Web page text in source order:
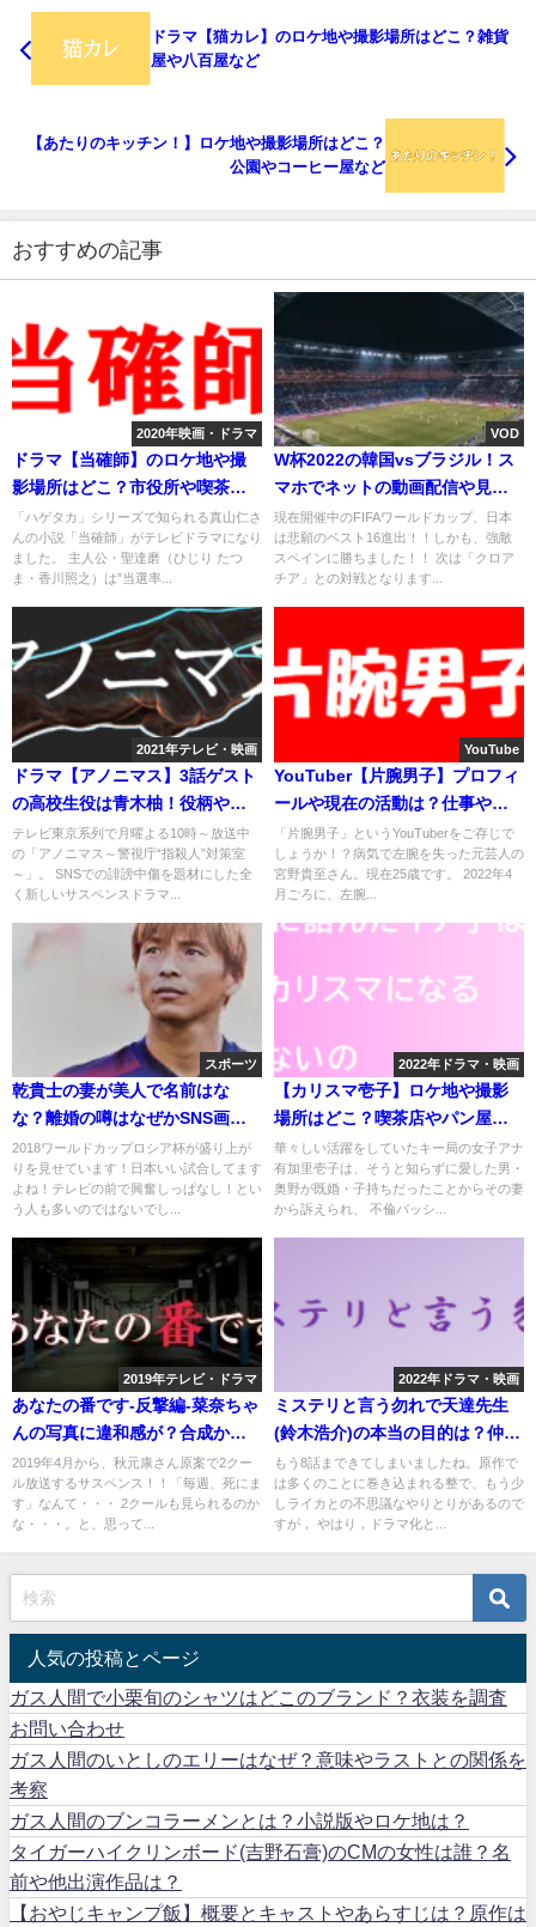
ドラマ【猫カレ】のロケ地や撮影場所はどこ？雑貨
屋や八百屋など
【あたりのキッチン！】ロケ地や撮影場所はどこ？
公園やコーヒー屋など
おすすめの記事
2020年映画・ドラマ
ドラマ【当確師】のロケ地や撮
影場所はどこ？市役所や喫茶店
など
「ハゲタカ」シリーズで知られる真山仁さ
んの小説「当確師」がテレビドラマになり
ました。 主人公・聖達磨（ひじり たつ
ま・香川照之）は”当選率...
VOD
W杯2022の韓国vsブラジル！ス
マホでネットの動画配信や見逃
し配信は？
現在開催中のFIFAワールドカップ、日本
は悲願のベスト16進出！！しかも、強敵
スペインに勝ちました！！ 次は「クロア
チア」との対戦となります...
2021年テレビ・映画
ドラマ【アノニマス】3話ゲスト
の高校生役は青木柚！役柄や演
技力は？
テレビ東京系列で月曜よる10時～放送中
の「アノニマス～警視庁“指殺人”対策室
～」。 SNSでの誹謗中傷を題材にした全
く新しいサスペンスドラマ...
YouTube
YouTuber【片腕男子】プロフィ
ールや現在の活動は？仕事や年
収など
「片腕男子」というYouTuberをご存じで
しょうか！？病気で左腕を失った元芸人の
宮野貴至さん。現在25歳です。 2022年4
月ごろに、左腕...
スポーツ
乾貴士の妻が美人で名前はな
な？離婚の噂はなぜかSNS画像
から考察した
2018ワールドカップロシア杯が盛り上が
りを見せています！日本いい試合してます
よね！テレビの前で興奮しっぱなし！とい
う人も多いのではないでし...
2022年ドラマ・映画
【カリスマ壱子】ロケ地や撮影
場所はどこ？喫茶店やパン屋な
ど
華々しい活躍をしていたキー局の女子アナ
有加里壱子は、そうと知らずに愛した男・
奥野が既婚・子持ちだったことからその妻
から訴えられ、 不倫バッシ...
2019年テレビ・ドラマ
あなたの番です-反撃編-菜奈ちゃ
んの写真に違和感が？合成か
Twitter予想は？
2019年4月から、秋元康さん原案で2クー
ル放送するサスペンス！！「毎週、死にま
す」なんて・・・ 2クールも見られるのか
な・・・。と、思って...
2022年ドラマ・映画
ミステリと言う勿れで天達先生
(鈴木浩介)の本当の目的は？仲間
はいる？
もう8話まできてしまいましたね。原作で
は多くのことに巻き込まれる整で、もう少
しライカとの不思議なやりとりがあるので
すが， やはり，ドラマ化と...
人気の投稿とページ
ガス人間で小栗旬のシャツはどこのブランド？衣装を調査
お問い合わせ
ガス人間のいとしのエリーはなぜ？意味やラストとの関係を
考察
ガス人間のブンコラーメンとは？小説版やロケ地は？
タイガーハイクリンボード(吉野石膏)のCMの女性は誰？名
前や他出演作品は？
【おやじキャンプ飯】概要とキャストやあらすじは？原作は